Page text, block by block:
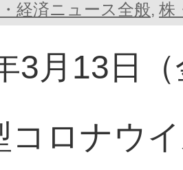
経済ニュース全般, 株
3月13日
コロナウ